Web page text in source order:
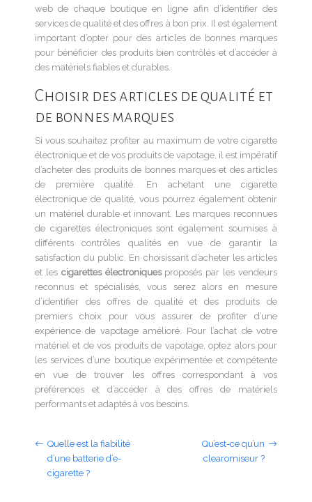
web de chaque boutique en ligne afin d’identifier des
services de qualité et des offres à bon prix. Il est également
important d’opter pour des articles de bonnes marques
pour bénéficier des produits bien contrôlés et d’accéder à
des matériels fiables et durables.
Choisir des articles de qualité et
de bonnes marques
Si vous souhaitez profiter au maximum de votre cigarette
électronique et de vos produits de vapotage, il est impératif
d’acheter des produits de bonnes marques et des articles
de première qualité. En achetant une cigarette
électronique de qualité, vous pourrez également obtenir
un matériel durable et innovant. Les marques reconnues
de cigarettes électroniques sont également soumises à
différents contrôles qualités en vue de garantir la
satisfaction du public. En choisissant d’acheter les articles
et les cigarettes électroniquesproposés par les vendeurs
reconnus et spécialisés, vous serez alors en mesure
d’identifier des offres de qualité et des produits de
premiers choix pour vous assurer de profiter d’une
expérience de vapotage amélioré. Pour l’achat de votre
matériel et de vos produits de vapotage, optez alors pour
les services d’une boutique expérimentée et compétente
en vue de trouver les offres correspondant à vos
préférences et d’accéder à des offres de matériels
performants et adaptés à vos besoins.
Quelle est la fiabilité
d’une batterie d’e-
cigarette ?
Qu’est-ce qu’un
clearomiseur ?